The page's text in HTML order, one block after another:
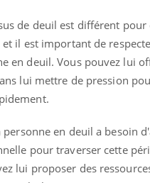
de deuil est différent pour
et il est important de
en deuil. Vous pouvez lui
lui mettre de pression
personne en deuil a besoin
pour traverser cette
lui proposer des